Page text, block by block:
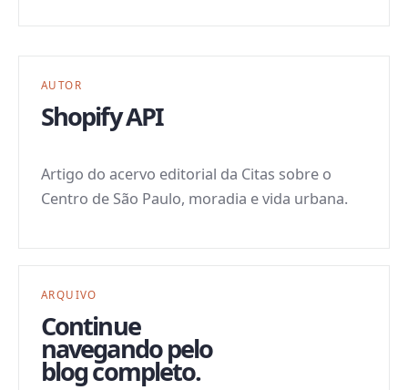
AUTOR
Shopify API
Artigo do acervo editorial da Citas sobre o
Centro de São Paulo, moradia e vida urbana.
ARQUIVO
Continue
navegando pelo
blog completo.